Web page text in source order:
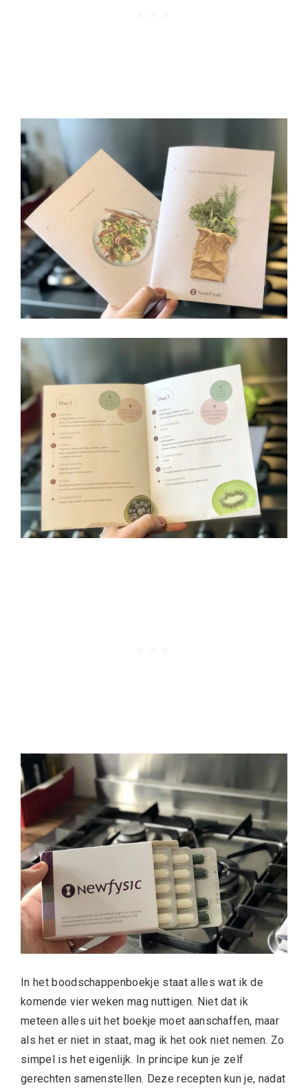
In het boodschappenboekje staat alles wat ik de
komende vier weken mag nuttigen. Niet dat ik
meteen alles uit het boekje moet aanschaffen, maar
als het er niet in staat, mag ik het ook niet nemen. Zo
simpel is het eigenlijk. In principe kun je zelf
gerechten samenstellen. Deze recepten kun je, nadat